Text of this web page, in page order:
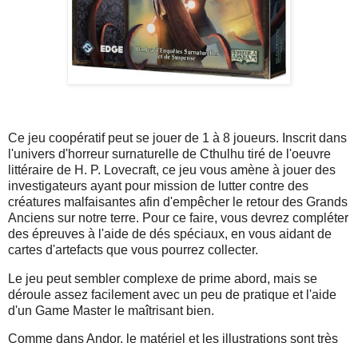
Ce jeu coopératif peut se jouer de 1 à 8 joueurs. Inscrit dans
l'univers d'horreur surnaturelle de Cthulhu tiré de l'oeuvre
littéraire de H. P. Lovecraft, ce jeu vous amène à jouer des
investigateurs ayant pour mission de lutter contre des
créatures malfaisantes afin d'empêcher le retour des Grands
Anciens sur notre terre. Pour ce faire, vous devrez compléter
des épreuves à l'aide de dés spéciaux, en vous aidant de
cartes d'artefacts que vous pourrez collecter.
Le jeu peut sembler complexe de prime abord, mais se
déroule assez facilement avec un peu de pratique et l'aide
d'un Game Master le maîtrisant bien.
Comme dans Andor, le matériel et les illustrations sont très